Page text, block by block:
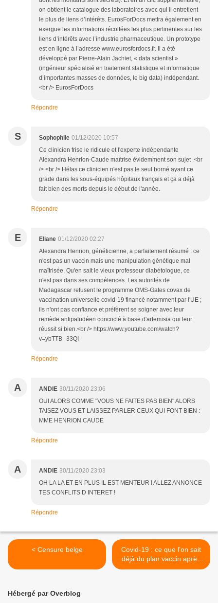
on obtient le catalogue des laboratoires avec qui il entretient
le plus de liens d’intérêts. EurosForDocs mettra également en
exergue les informations récoltées les plus pertinentes sur les
liens d’intérêts avec l’industrie pharmaceutique. Un prototype
est en ligne à l’adresse www.eurosfordocs.fr. Il a été
développé par Pierre-Alain Jachiet, « data scientist »
(ingénieur spécialisé en traitement statistique et informatique
d’importantes masses de données, le big data) indépendant.
<br /> EurosForDocs
Répondre
S Sophophile 01/12/2020 10:57
Ce clinicien frise le ridicule et l'experte indépendante
Alexandra Henrion-Caude maîtrise évidemment son sujet .<br
/> <br /> Hélas ce clinicien n'est pas le seul borné ayant ce
grade dans les sous-équipés hôpitaux français et ça a déjà
fait bien des morts depuis le début de l'année.
Répondre
E Eliane 01/12/2020 02:27
Alexandra Henrion, généticienne, a parfaitement résumé : ce
n'est pas un vaccin mais une manipulation génétique mal
maîtrisée. Qu'en sait le vieux professeur diabétologue, ce
n'est pas dans ses compétences. Les autorités de
Madagascar refusent le programme OMS-Gates covax de
vaccination universelle covid-19 financé notamment par l'UE ;
ils n'ont pas confiance et préfèrent se soigner avec leur
remède antipaludéen concocté à base d'artemisia qui leur
réussit si bien.<br /> https://www.youtube.com/watch?
v=ybTTB--33QI
Répondre
A ANDIE 30/11/2020 23:06
OUI ALORS COMME "VOUS NE FAITES PAS BIEN" ALORS
TAISEZ VOUS ET LAISSEZ PARLER CEUX QUI FONT BIEN :
MME HENRION CAUDE
Répondre
A ANDIE 30/11/2020 23:03
OH LA LA ET EN PLUS IL EST MENTEUR ! ALLEZ ANNONCE
TES CONFLITS D INTERET !
Répondre
< Censure belge
Covid-19 : ce que l'on sait
déjà du plan vaccin après
les recommandations de la
Hébergé par Overblog